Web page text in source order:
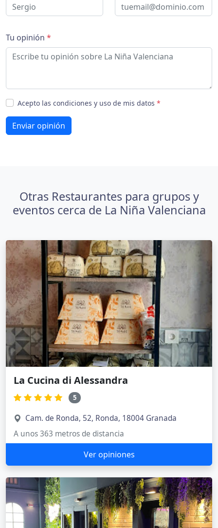
Tu opinión *
Acepto las condiciones y uso de mis datos *
Enviar opinión
Otras Restaurantes para grupos y
eventos cerca de La Niña Valenciana
La Cucina di Alessandra
5
Cam. de Ronda, 52, Ronda, 18004 Granada
A unos 363 metros de distancia
Ver opiniones